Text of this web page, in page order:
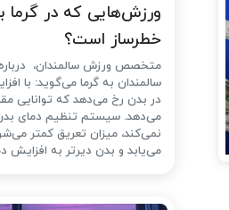
ورزش‌هایی که در گرما
خطرساز است؟
متخصص ورزش سالمندان،
سالمندان به گرما می‌گوید: با
در بدن رخ می‌دهد که توانایی
می‌دهد. سیستم تنظیم دمای بدن
نمی‌کند، میزان تعریق کمتر
می‌یابد و بدن دیرتر به